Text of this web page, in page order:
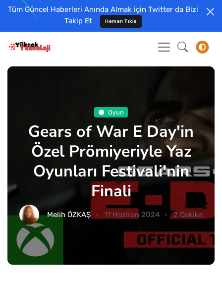
Tüm Güncel Haberleri Anında Almak için Twitter da Bizi
Takip Et
Hemen Tıkla
Oyun
Gears of War E Day'in
Özel Prömiyeriyle Yaz
Oyunları Festivali'nin
Finali
Melih ÖZKAŞ 11 Haziran 2024 2 Dakika